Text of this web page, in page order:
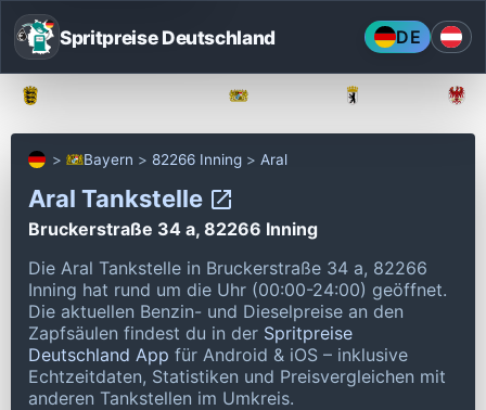
Spritpreise Deutschland DE
Bayern 82266 Inning Aral
Aral Tankstelle
Bruckerstraße 34 a, 82266 Inning
Die Aral Tankstelle in Bruckerstraße 34 a, 82266
Inning hat rund um die Uhr (00:00-24:00) geöffnet.
Die aktuellen Benzin- und Dieselpreise an den
Zapfsäulen findest du in der Spritpreise
Deutschland App für Android & iOS – inklusive
Echtzeitdaten, Statistiken und Preisvergleichen mit
anderen Tankstellen im Umkreis.